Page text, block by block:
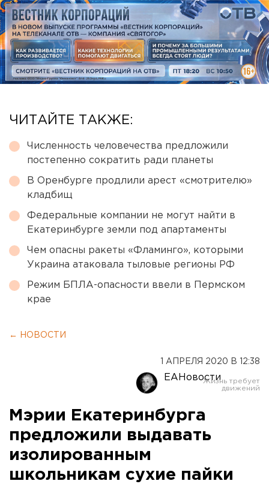
ЧИТАЙТЕ ТАКЖЕ:
Численность человечества предложили
постепенно сократить ради планеты
В Оренбурге продлили арест «смотрителю»
кладбищ
Федеральные компании не могут найти в
Екатеринбурге земли под апартаменты
Чем опасны ракеты «Фламинго», которыми
Украина атаковала тыловые регионы РФ
Режим БПЛА-опасности ввели в Пермском
крае
← НОВОСТИ
1 АПРЕЛЯ 2020 В 12:38
ЕАНовости
Мэрии Екатеринбурга
предложили выдавать
изолированным
школьникам сухие пайки